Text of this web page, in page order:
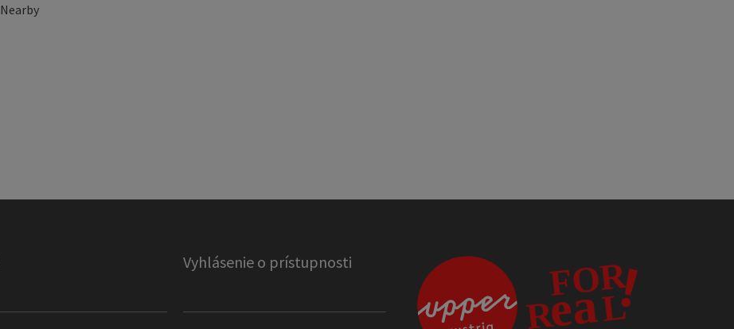
Nearby
Vyhlásenie o prístupnosti